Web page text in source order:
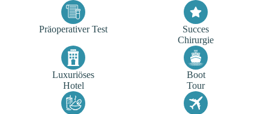
Präoperativer Test
Succes
Chirurgie
Luxuriöses
Hotel
Boot
Tour